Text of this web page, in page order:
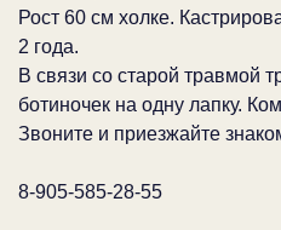
Рост 60 см холке.
2 года.
В связи со старой травмой
ботиночек на одну лапку.
Звоните и приезжайте
8-905-585-28-55